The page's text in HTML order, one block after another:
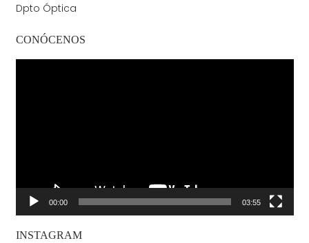
Dpto Óptica
CONÓCENOS
00:00 03:55
INSTAGRAM